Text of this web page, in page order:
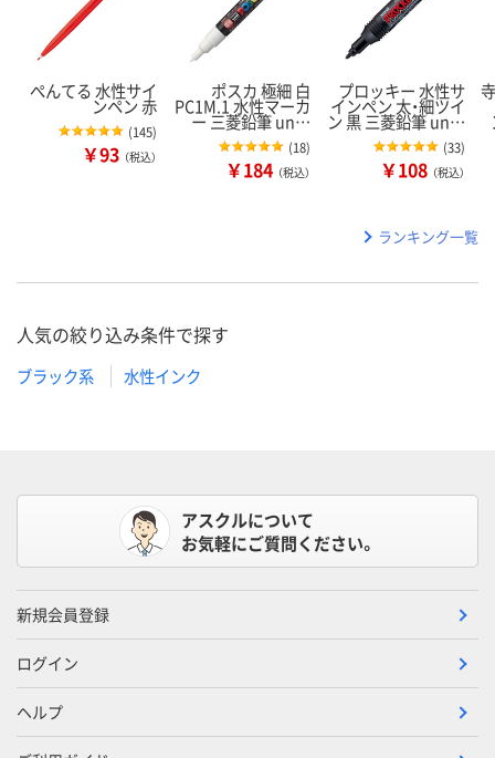
ぺんてる 水性サイ
ンペン 赤
(145)
￥93 （税込）
ポスカ 極細 白
PC1M.1 水性マーカ
ー 三菱鉛筆 un…
(18)
￥184 （税込）
プロッキー 水性サ
インペン 太・細ツイ
ン 黒 三菱鉛筆 un…
(33)
￥108 （税込）
ランキング一覧
人気の絞り込み条件で探す
ブラック系 水性インク
アスクルについて
お気軽にご質問ください。
新規会員登録
ログイン
ヘルプ